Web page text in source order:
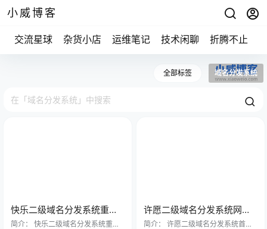
小威博客
交流星球 杂货小店 运维笔记 技术闲聊 折腾不止
全部标签 域名分发系统
快乐二级域名分发系统重置
版v1.7源码
简介： 快乐二级域名分发系统重置
许愿二级域名分发系统网站
源码
简介： 许愿二级域名分发系统首先